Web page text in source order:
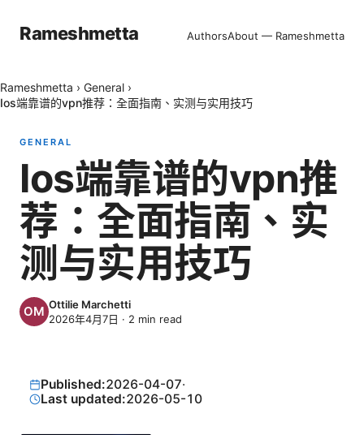
Rameshmetta AuthorsAbout — Rameshmetta
Rameshmetta › General ›
Ios端靠谱的vpn推荐：全面指南、实测与实用技巧
GENERAL
Ios端靠谱的vpn推
荐：全面指南、实
测与实用技巧
Ottilie Marchetti
2026年4月7日 · 2 min read
Published:2026-04-07·
Last updated:2026-05-10